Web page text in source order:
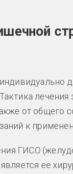
от общего
к
ГИСО
является ее